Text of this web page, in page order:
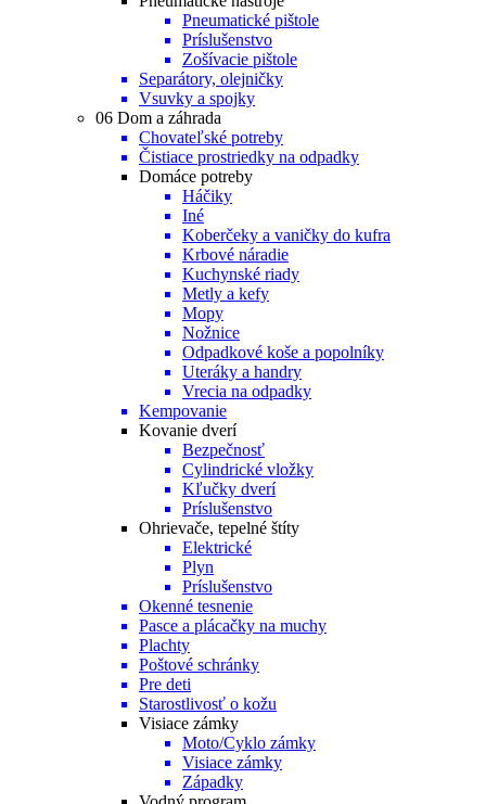
Pneumatické pištole
Príslušenstvo
Zošívacie pištole
Separátory, olejničky
Vsuvky a spojky
06 Dom a záhrada
Chovateľské potreby
Čistiace prostriedky na odpadky
Domáce potreby
Háčiky
Iné
Koberčeky a vaničky do kufra
Krbové náradie
Kuchynské riady
Metly a kefy
Mopy
Nožnice
Odpadkové koše a popolníky
Uteráky a handry
Vrecia na odpadky
Kempovanie
Kovanie dverí
Bezpečnosť
Cylindrické vložky
Kľučky dverí
Príslušenstvo
Ohrievače, tepelné štíty
Elektrické
Plyn
Príslušenstvo
Okenné tesnenie
Pasce a plácačky na muchy
Plachty
Poštové schránky
Pre deti
Starostlivosť o kožu
Visiace zámky
Moto/Cyklo zámky
Visiace zámky
Západky